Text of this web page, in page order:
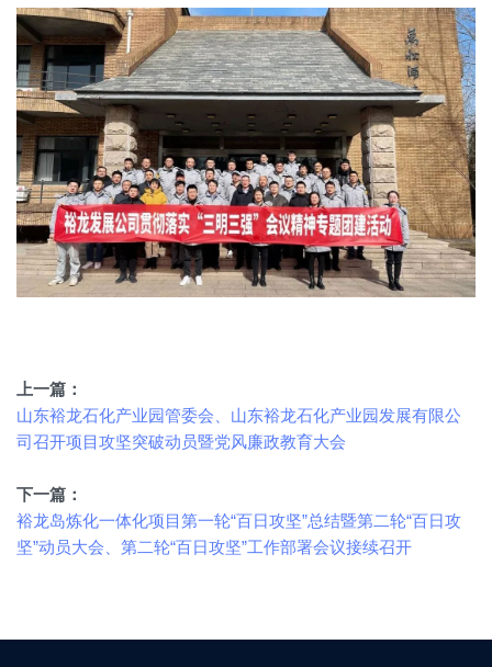
上一篇：
山东裕龙石化产业园管委会、山东裕龙石化产业园发展有限公
司召开项目攻坚突破动员暨党风廉政教育大会
下一篇：
裕龙岛炼化一体化项目第一轮“百日攻坚”总结暨第二轮“百日攻
坚”动员大会、第二轮“百日攻坚”工作部署会议接续召开